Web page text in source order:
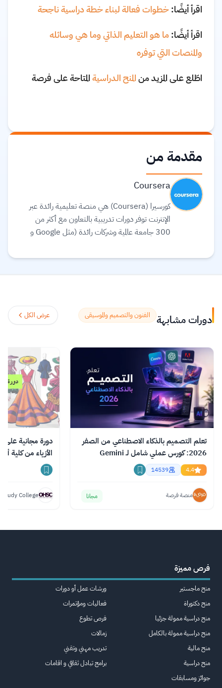
اقرأ أيضًا:خطوات فعالة لبناء خطة دراسية ناجحة
اقرأ أيضًا:ما هو التعليم الذاتي وما هي وسائله
والمنصات التي توفره
اطّلع على المزيد منالمنح الدراسيةالمتاحة على فرصة
مقدمة من
Coursera
كورسيرا (Coursera) هي منصة تعليمية رائدة عبر
الإنترنت توفر دورات تدريبية بالتعاون مع أكثر من
300 جامعة عالمية وشركات رائدة (مثل Google و
العمل. تقدم المنصة مجموعة واسعة من الخيارات
علوم البيانات، التكنولوجيا، الأعمال، والصحة.
تستخدم المنصة الذكاء الاصطناعي لترجمة آلاف
متعددة، بما في ذلك اللغة العربية.
دورات مشابهة الفنون والتصميم والموسيقى عرض الكل
تعلم التصميم بالذكاء الاصطناعي من الصفر
2026: كورس عملي شامل لـ Gemini
وChatGPT وClaude
4.4
14539
منصة فرصة مجانا
دورة مجانية على
الأزياء من كلية
College
فرص مميزة
منح ماجستير
منح دكتوراة
منح دراسية ممولة جزئيا
منح دراسية ممولة بالكامل
منح مالية
منح دراسية
جوائز ومسابقات
ورشات عمل أو دورات
فعاليات ومؤتمرات
فرص تطوع
زمالات
تدريب مهني وتقني
برامج تبادل ثقافي و اقامات